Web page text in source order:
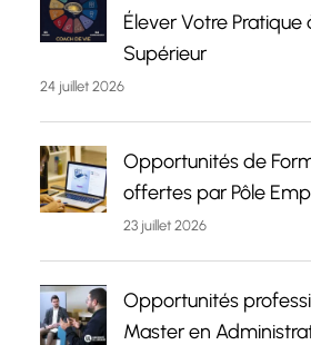
Élever Votre Pratique
Supérieur
24 juillet 2026
Opportunités de
offertes par Pôle
23 juillet 2026
Opportunités
Master en